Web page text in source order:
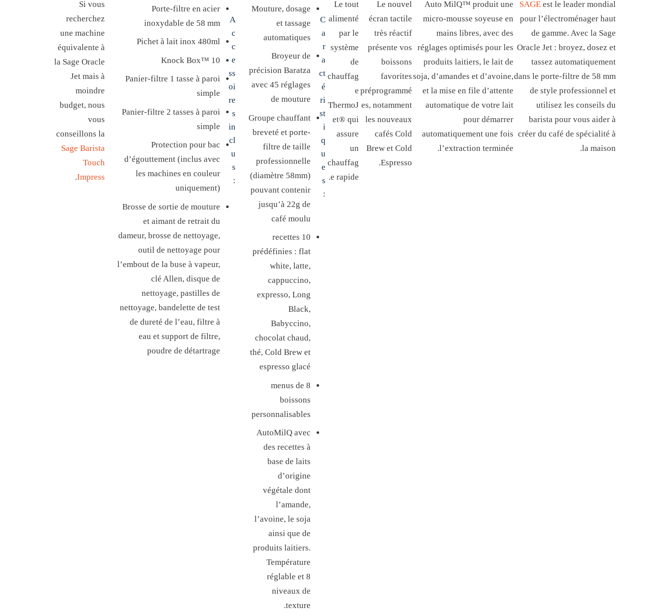
€
O
R
C
L
E
J
E
T
(
2
L
O
B
O
X
1
0
I
N
C
L
U
S
E
-
S
E
S
SAGE est le leader mondial
pour l’électroménager haut
de gamme. Avec la Sage
Oracle Jet : broyez, dosez et
tassez automatiquement
dans le porte-filtre de 58 mm
de style professionnel et
utilisez les conseils du
barista pour vous aider à
créer du café de spécialité à
la maison.
Auto MilQ™ produit une
micro-mousse soyeuse en
mains libres, avec des
réglages optimisés pour les
produits laitiers, le lait de
soja, d’amandes et d’avoine,
et la mise en file d’attente
automatique de votre lait
pour démarrer
automatiquement une fois
l’extraction terminée.
Le nouvel
écran tactile
très réactif
présente vos
boissons
favorites
préprogrammé
es, notamment
les nouveaux
cafés Cold
Brew et Cold
Espresso.
Le tout
alimenté
par le
système
de
chauffag
e
ThermoJ
et® qui
assure
un
chauffag
e rapide.
C
a
r
a
ct
é
ri
st
i
q
u
e
s
:
Mouture, dosage
et tassage
automatiques
Broyeur de
précision Baratza
avec 45 réglages
de mouture
Groupe chauffant
breveté et porte-
filtre de taille
professionnelle
(diamètre 58mm)
pouvant contenir
jusqu’à 22g de
café moulu
10 recettes
prédéfinies : flat
white, latte,
cappuccino,
expresso, Long
Black,
Babyccino,
chocolat chaud,
thé, Cold Brew et
espresso glacé
8 menus de
boissons
personnalisables
AutoMilQ avec
des recettes à
base de laits
d’origine
végétale dont
l’amande,
l’avoine, le soja
ainsi que de
produits laitiers.
Température
réglable et 8
niveaux de
texture.
A
c
c
e
ss
oi
re
s
in
cl
u
s
:
Porte-filtre en acier
inoxydable de 58 mm
Pichet à lait inox 480ml
Knock Box™ 10
Panier-filtre 1 tasse à paroi
simple
Panier-filtre 2 tasses à paroi
simple
Protection pour bac
d’égouttement (inclus avec
les machines en couleur
uniquement)
Brosse de sortie de mouture
et aimant de retrait du
dameur, brosse de nettoyage,
outil de nettoyage pour
l’embout de la buse à vapeur,
clé Allen, disque de
nettoyage, pastilles de
nettoyage, bandelette de test
de dureté de l’eau, filtre à
eau et support de filtre,
poudre de détartrage
Si vous
recherchez
une machine
équivalente à
la Sage Oracle
Jet mais à
moindre
budget, nous
vous
conseillons la
Sage Barista
Touch
Impress
.